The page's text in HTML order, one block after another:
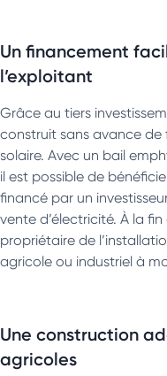
Un financement
l’exploitant
Grâce au tiers
construit sans avance
solaire. Avec un bail
il est possible de
financé par un
vente d’électricité. À la
propriétaire de
agricole ou industriel à
Une construction
agricoles